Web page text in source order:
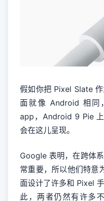
假如你把 Pixel Slate
面就像 Android 相同
app，Android 9 Pie
会在这儿呈现。
Google 表明，在跨体
常重要，所以他们特意
面设计了许多和 Pixel
此，两者仍然有许多